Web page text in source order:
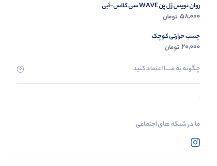
روان نویس ژل پن WAVE سی کلاس-آبی
58,000 تومان
چسب حرارتی کوچک
20,000 تومان
چگونه به مــــــا اعتماد کنید
ما در شبکه های اجتماعی